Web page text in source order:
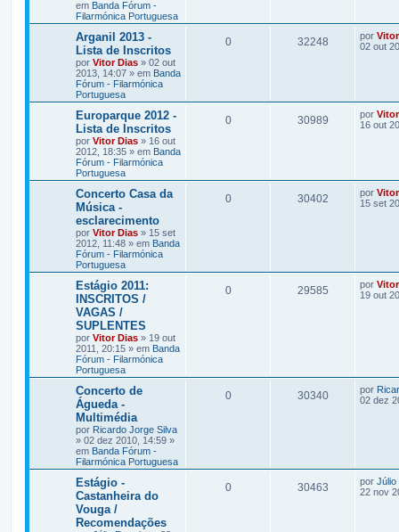
em Banda Fórum -
Filarmónica Portuguesa
Arganil 2013 -
Lista de Inscritos
por Vitor Dias » 02 out
2013, 14:07 » em Banda
Fórum - Filarmónica
Portuguesa
0 32248 por
02 out
Europarque 2012 -
Lista de Inscritos
por Vitor Dias » 16 out
2012, 18:35 » em Banda
Fórum - Filarmónica
Portuguesa
0 30989 por
16 out
Concerto Casa da
Música -
esclarecimento
por Vitor Dias » 15 set
2012, 11:48 » em Banda
Fórum - Filarmónica
Portuguesa
0 30402 por
15 set
Estágio 2011:
INSCRITOS /
VAGAS /
SUPLENTES
por Vitor Dias » 19 out
2011, 20:15 » em Banda
Fórum - Filarmónica
Portuguesa
0 29585 por
19 out
Concerto de
Águeda -
Multimédia
por Ricardo Jorge Silva
» 02 dez 2010, 14:59 »
em Banda Fórum -
Filarmónica Portuguesa
0 30340 por
02 dez
Estágio -
Castanheira do
Vouga /
Recomendações
0 30463 por Júlio
22 nov